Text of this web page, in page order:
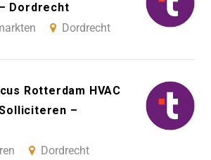
Dordrecht
Dordrecht
Rotterdam HVAC
–
Dordrecht